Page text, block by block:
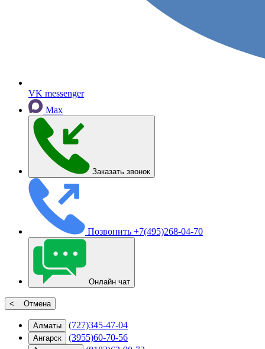
VK messenger
Max
Заказать звонок
Позвонить +7(495)268-04-70
Онлайн чат
< Отмена
Алматы (727)345-47-04
Ангарск (3955)60-70-56